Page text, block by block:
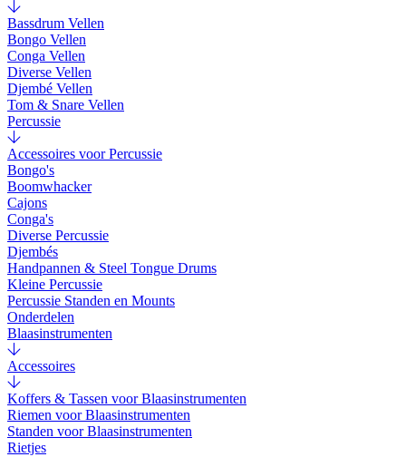
Bassdrum Vellen
Bongo Vellen
Conga Vellen
Diverse Vellen
Djembé Vellen
Tom & Snare Vellen
Percussie
Accessoires voor Percussie
Bongo's
Boomwhacker
Cajons
Conga's
Diverse Percussie
Djembés
Handpannen & Steel Tongue Drums
Kleine Percussie
Percussie Standen en Mounts
Onderdelen
Blaasinstrumenten
Accessoires
Koffers & Tassen voor Blaasinstrumenten
Riemen voor Blaasinstrumenten
Standen voor Blaasinstrumenten
Rietjes